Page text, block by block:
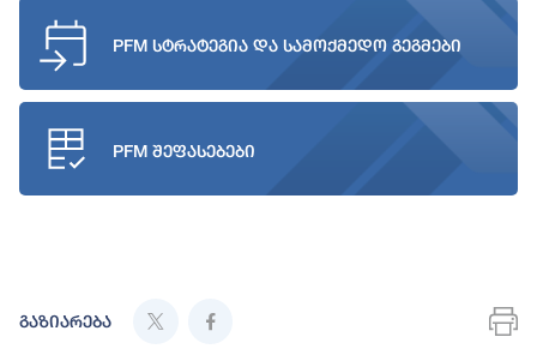
PFM სტრატეგია და სამოქმედო გეგმები
PFM შეფასებები
გაზიარება